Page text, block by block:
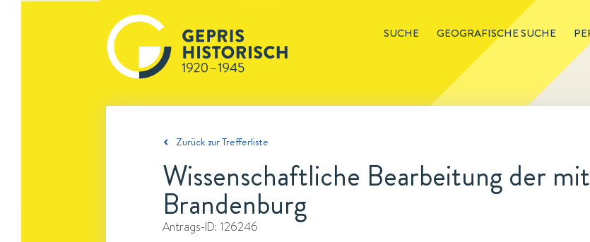
SUCHE GEOGRAFISCHE SUCHE
Zurück zur Trefferliste
Wissenschaftliche Bearbeitung der
Brandenburg
Antrags-ID: 126246